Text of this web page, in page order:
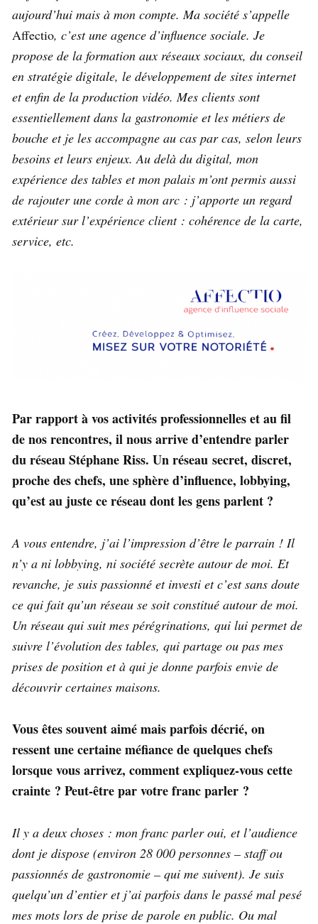
aujourd’hui mais à mon compte. Ma société s’appelle
Affectio, c’est une agence d’influence sociale. Je
propose de la formation aux réseaux sociaux, du conseil
en stratégie digitale, le développement de sites internet
et enfin de la production vidéo. Mes clients sont
essentiellement dans la gastronomie et les métiers de
bouche et je les accompagne au cas par cas, selon leurs
besoins et leurs enjeux. Au delà du digital, mon
expérience des tables et mon palais m’ont permis aussi
de rajouter une corde à mon arc : j’apporte un regard
extérieur sur l’expérience client : cohérence de la carte,
service, etc.
Par rapport à vos activités professionnelles et au fil
de nos rencontres, il nous arrive d’entendre parler
du réseau Stéphane Riss. Un réseau secret, discret,
proche des chefs, une sphère d’influence, lobbying,
qu’est au juste ce réseau dont les gens parlent ?
A vous entendre, j’ai l’impression d’être le parrain ! Il
n’y a ni lobbying, ni société secrète autour de moi. Et
revanche, je suis passionné et investi et c’est sans doute
ce qui fait qu’un réseau se soit constitué autour de moi.
Un réseau qui suit mes pérégrinations, qui lui permet de
suivre l’évolution des tables, qui partage ou pas mes
prises de position et à qui je donne parfois envie de
découvrir certaines maisons.
Vous êtes souvent aimé mais parfois décrié, on
ressent une certaine méfiance de quelques chefs
lorsque vous arrivez, comment expliquez-vous cette
crainte ? Peut-être par votre franc parler ?
Il y a deux choses : mon franc parler oui, et l’audience
dont je dispose (environ 28 000 personnes – staff ou
passionnés de gastronomie – qui me suivent). Je suis
quelqu’un d’entier et j’ai parfois dans le passé mal pesé
mes mots lors de prise de parole en public. Ou mal